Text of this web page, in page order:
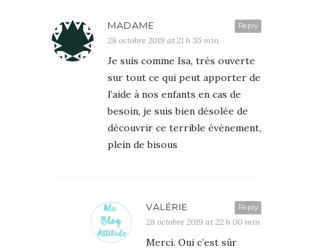
Reply
MADAME
28 octobre 2019 at 21 h 55 min
Je suis comme Isa, très ouverte
sur tout ce qui peut apporter de
l’aide à nos enfants en cas de
besoin, je suis bien désolée de
découvrir ce terrible événement,
plein de bisous
Reply
VALÉRIE
28 octobre 2019 at 22 h 00 min
Merci. Oui c’est sûr